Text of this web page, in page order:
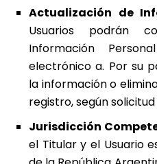
Actualización de
Usuarios podrán
Información
electrónico a. Por su
la información o
registro, según solicitud
Jurisdicción
el Titular y el Usuario